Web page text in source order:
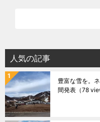
人気の記事
豊富な雪を。
間発表 （78